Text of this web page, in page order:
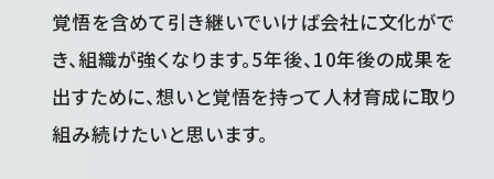
覚悟を含めて引き継いでいけば会社に文化がで
き、組織が強くなります。5年後、10年後の成果を
出すために、想いと覚悟を持って人材育成に取り
組み続けたいと思います。